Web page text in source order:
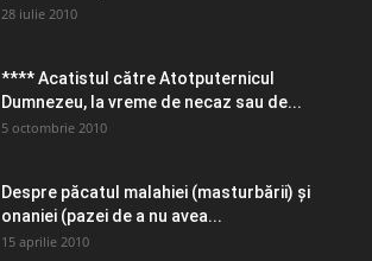
28 iulie 2010
**** Acatistul către Atotputernicul
Dumnezeu, la vreme de necaz sau de...
5 octombrie 2010
Despre păcatul malahiei (masturbării) şi
onaniei (pazei de a nu avea...
15 aprilie 2010